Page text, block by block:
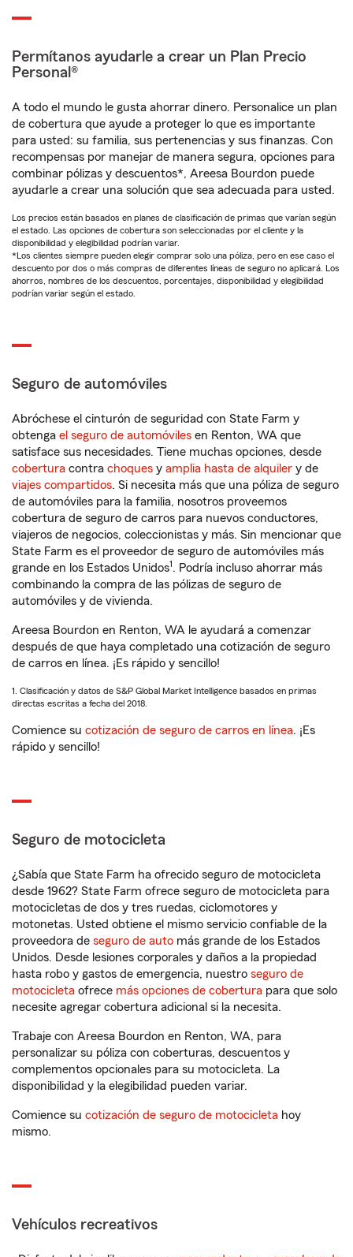
Permítanos ayudarle a crear un Plan Precio
Personal®
A todo el mundo le gusta ahorrar dinero. Personalice un plan
de cobertura que ayude a proteger lo que es importante
para usted: su familia, sus pertenencias y sus finanzas. Con
recompensas por manejar de manera segura, opciones para
combinar pólizas y descuentos*, Areesa Bourdon puede
ayudarle a crear una solución que sea adecuada para usted.
Los precios están basados en planes de clasificación de primas que varían según
el estado. Las opciones de cobertura son seleccionadas por el cliente y la
disponibilidad y elegibilidad podrían variar.
*Los clientes siempre pueden elegir comprar solo una póliza, pero en ese caso el
descuento por dos o más compras de diferentes líneas de seguro no aplicará. Los
ahorros, nombres de los descuentos, porcentajes, disponibilidad y elegibilidad
podrían variar según el estado.
Seguro de automóviles
Abróchese el cinturón de seguridad con State Farm y
obtenga el seguro de automóviles en Renton, WA que
satisface sus necesidades. Tiene muchas opciones, desde
cobertura contra choques y amplia hasta de alquiler y de
viajes compartidos. Si necesita más que una póliza de seguro
de automóviles para la familia, nosotros proveemos
cobertura de seguro de carros para nuevos conductores,
viajeros de negocios, coleccionistas y más. Sin mencionar que
State Farm es el proveedor de seguro de automóviles más
grande en los Estados Unidos1. Podría incluso ahorrar más
combinando la compra de las pólizas de seguro de
automóviles y de vivienda.
Areesa Bourdon en Renton, WA le ayudará a comenzar
después de que haya completado una cotización de seguro
de carros en línea. ¡Es rápido y sencillo!
1. Clasificación y datos de S&P Global Market Intelligence basados en primas
directas escritas a fecha del 2018.
Comience su cotización de seguro de carros en línea. ¡Es
rápido y sencillo!
Seguro de motocicleta
¿Sabía que State Farm ha ofrecido seguro de motocicleta
desde 1962? State Farm ofrece seguro de motocicleta para
motocicletas de dos y tres ruedas, ciclomotores y
motonetas. Usted obtiene el mismo servicio confiable de la
proveedora de seguro de auto más grande de los Estados
Unidos. Desde lesiones corporales y daños a la propiedad
hasta robo y gastos de emergencia, nuestro seguro de
motocicleta ofrece más opciones de cobertura para que solo
necesite agregar cobertura adicional si la necesita.
Trabaje con Areesa Bourdon en Renton, WA, para
personalizar su póliza con coberturas, descuentos y
complementos opcionales para su motocicleta. La
disponibilidad y la elegibilidad pueden variar.
Comience su cotización de seguro de motocicleta hoy
mismo.
Vehículos recreativos